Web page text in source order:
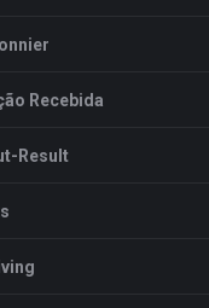
Recebida
Result